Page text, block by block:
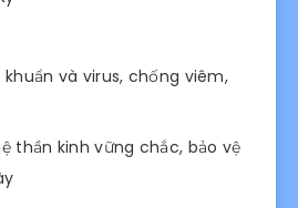
khuẩn và virus, chống viêm,
thần kinh vững chắc, bảo vệ